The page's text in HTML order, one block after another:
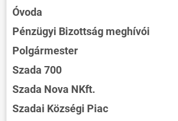
Óvoda
Pénzügyi Bizottság meghívói
Polgármester
Szada 700
Szada Nova NKft.
Szadai Községi Piac